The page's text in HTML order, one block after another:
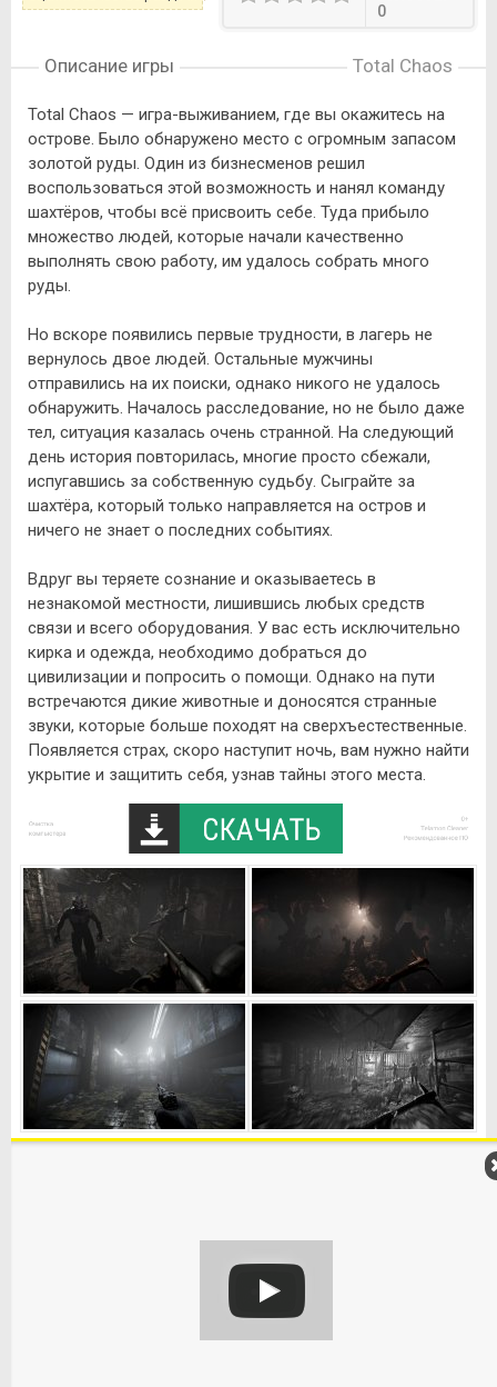
0
Описание игры Total Chaos
Total Chaos — игра-выживанием, где вы окажитесь на
острове. Было обнаружено место с огромным запасом
золотой руды. Один из бизнесменов решил
воспользоваться этой возможность и нанял команду
шахтёров, чтобы всё присвоить себе. Туда прибыло
множество людей, которые начали качественно
выполнять свою работу, им удалось собрать много
руды.
Но вскоре появились первые трудности, в лагерь не
вернулось двое людей. Остальные мужчины
отправились на их поиски, однако никого не удалось
обнаружить. Началось расследование, но не было даже
тел, ситуация казалась очень странной. На следующий
день история повторилась, многие просто сбежали,
испугавшись за собственную судьбу. Сыграйте за
шахтёра, который только направляется на остров и
ничего не знает о последних событиях.
Вдруг вы теряете сознание и оказываетесь в
незнакомой местности, лишившись любых средств
связи и всего оборудования. У вас есть исключительно
кирка и одежда, необходимо добраться до
цивилизации и попросить о помощи. Однако на пути
встречаются дикие животные и доносятся странные
звуки, которые больше походят на сверхъестественные.
Появляется страх, скоро наступит ночь, вам нужно найти
укрытие и защитить себя, узнав тайны этого места.